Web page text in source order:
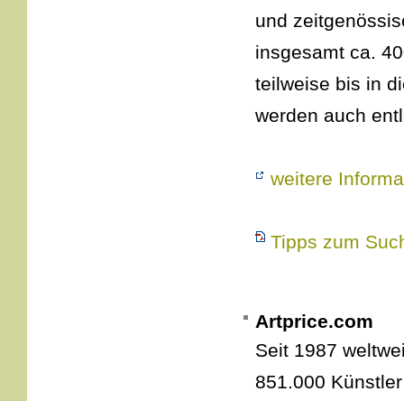
und
insgesamt ca.
teilweise bis in
werden auch
weitere
Tipps zum
Artprice.com
Seit 1987
851.000